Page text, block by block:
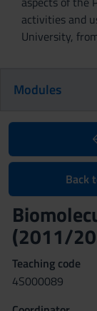
activities and
University,
Modules
Back
(2011/
Teaching code
4S000089